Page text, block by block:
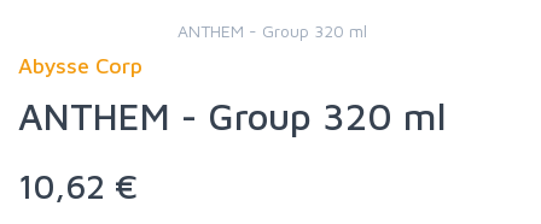
ANTHEM - Group 320 ml
Abysse Corp
ANTHEM - Group 320 ml
10,62 €